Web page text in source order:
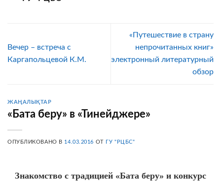
Вечер – встреча с
Каргапольцевой К.М.
«Путешествие в страну
непрочитанных книг»
электронный литературный
обзор
ЖАҢАЛЫҚТАР
«Бата беру» в «Тинейджере»
ОПУБЛИКОВАНО В 14.03.2016 ОТ ГУ "РЦБС"
Знакомство с традицией «Бата беру» и конкурс